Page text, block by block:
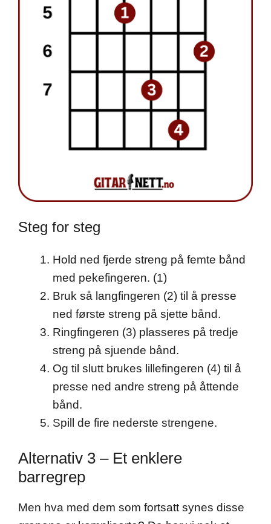
Steg for steg
Hold ned fjerde streng på femte bånd
med pekefingeren. (1)
Bruk så langfingeren (2) til å presse
ned første streng på sjette bånd.
Ringfingeren (3) plasseres på tredje
streng på sjuende bånd.
Og til slutt brukes lillefingeren (4) til å
presse ned andre streng på åttende
bånd.
Spill de fire nederste strengene.
Alternativ 3 – Et enklere
barregrep
Men hva med dem som fortsatt synes disse